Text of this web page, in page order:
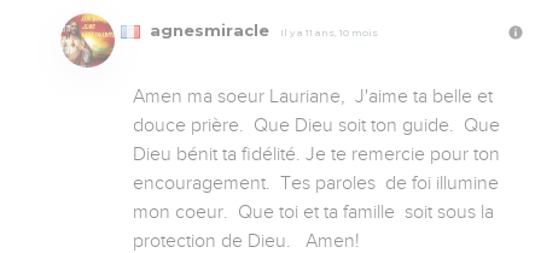
agnesmiracle Il y a 11 ans, 10 mois
Amen ma soeur Lauriane,  J'aime ta belle et
douce prière.  Que Dieu soit ton guide.  Que
Dieu bénit ta fidélité. Je te remercie pour ton
encouragement.  Tes paroles  de foi illumine
mon coeur.  Que toi et ta famille  soit sous la
protection de Dieu.   Amen!